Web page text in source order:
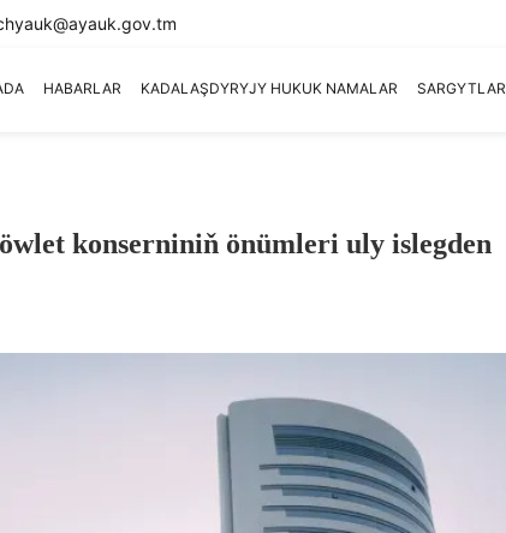
HABARLAR KADALAŞDYRYJY HUKUK NAMALAR SARGYTLAR
konserniniň önümleri uly islegden